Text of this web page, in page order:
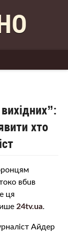
хто
вбuв
ця
24tv.ua.
Айдер